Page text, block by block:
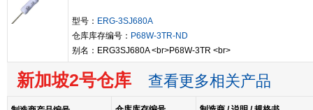
型号： ERG-3SJ680A
仓库库存编号： P68W-3TR-ND
别名：ERG3SJ680A <br>P68W-3TR <br>
新加坡2号仓库 查看更多相关产品